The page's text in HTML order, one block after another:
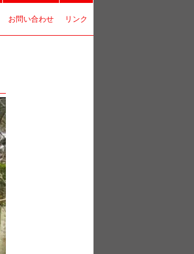
お問い合わせ リンク